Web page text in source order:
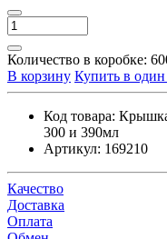
Количество в коробке:
В корзину Купить в
Код товара:
300 и 390мл
Артикул: 169210
Качество
Доставка
Оплата